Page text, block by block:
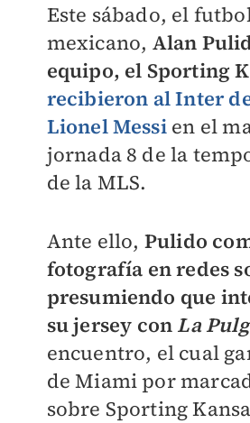
Este sábado, el
mexicano, Alan
equipo, el Sporting
recibieron al Inter
Lionel Messien el
jornada 8 de la
de la MLS.
Ante ello, Pulido
fotografía en redes
presumiendo que
su jersey con La
encuentro, el cual
de Miami por
sobre Sporting